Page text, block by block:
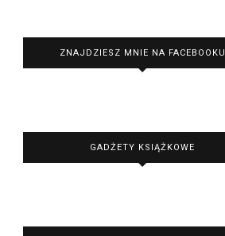
ZNAJDZIESZ MNIE NA FACEBOOKU
GADŻETY KSIĄŻKOWE